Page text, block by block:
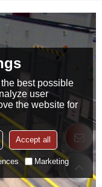
best possible
user
the website for
Accept all
Marketing